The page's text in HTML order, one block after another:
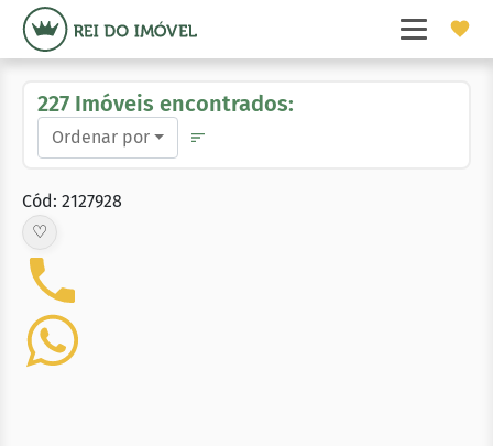
227 Imóveis encontrados:
Ordenar por
Cód: 2127928
♡